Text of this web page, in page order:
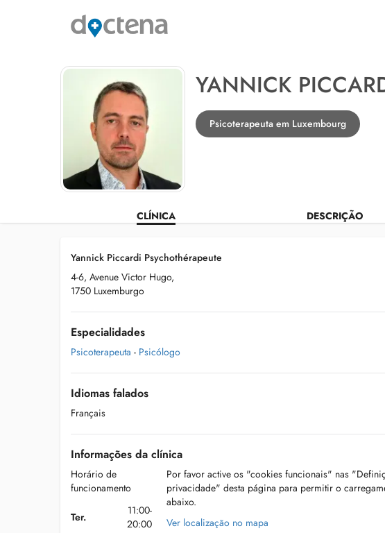
YANNICK
Psicoterapeuta em Luxembourg
CLÍNICA DESCRIÇÃO
Yannick Piccardi Psychothérapeute
4-6, Avenue Victor Hugo,
1750 Luxemburgo
Especialidades
Psicoterapeuta - Psicólogo
Idiomas falados
Français
Informações da clínica
Horário de
funcionamento
Ter.
11:00-
20:00
Por favor active os "cookies funcionais" nas
privacidade" desta página para permitir o
abaixo.
Ver localização no mapa